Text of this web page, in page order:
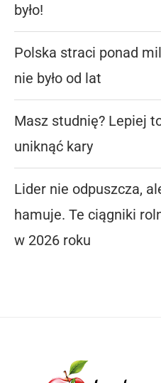
było!
Polska straci ponad
nie było od lat
Masz studnię? Lepiej
uniknąć kary
Lider nie odpuszcza,
hamuje. Te ciągniki
w 2026 roku